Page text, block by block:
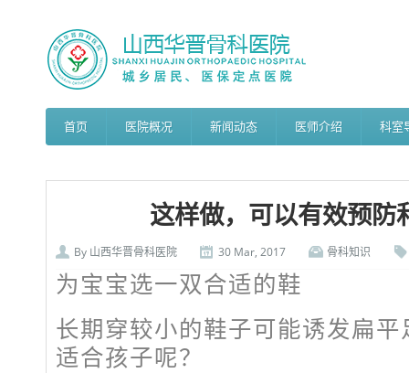
首页 医院概况 新闻动态 医师介绍 科室
这样做，可以有效预防
By 山西华晋骨科医院 30 Mar, 2017 骨科知识
为宝宝选一双合适的鞋
长期穿较小的鞋子可能诱发扁
适合孩子呢？